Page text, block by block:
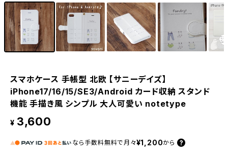
スマホケース 手帳型 北欧 【サニーデイズ】
iPhone17/16/15/SE3/Android カード収納 スタンド
機能 手描き風 シンプル 大人可愛い notetype
¥ 3,600
なら 手数料無料で 月々¥1,200から